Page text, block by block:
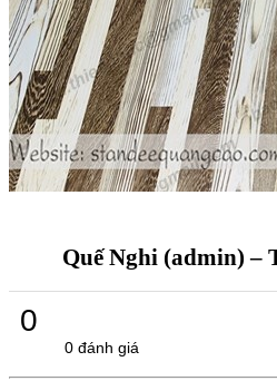
Quế Nghi (admin) –
0
0 đánh giá